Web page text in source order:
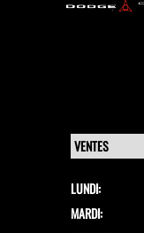
LUNDI:
MARDI: